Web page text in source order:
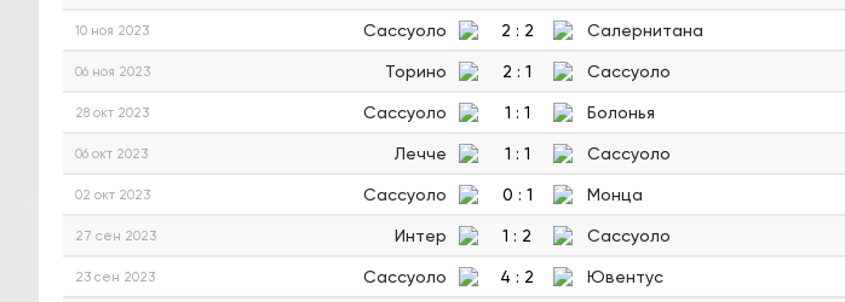
10 ноя 2023 Сассуоло 2 : 2 Салернитана
06 ноя 2023 Торино 2 : 1 Сассуоло
28 окт 2023 Сассуоло 1 : 1 Болонья
06 окт 2023 Лечче 1 : 1 Сассуоло
02 окт 2023 Сассуоло 0 : 1 Монца
27 сен 2023 Интер 1 : 2 Сассуоло
23 сен 2023 Сассуоло 4 : 2 Ювентус